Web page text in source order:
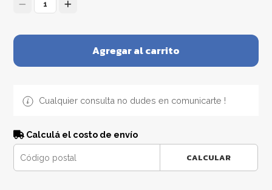
1
Agregar al carrito
Cualquier consulta no dudes en comunicarte !
Calculá el costo de envío
CALCULAR